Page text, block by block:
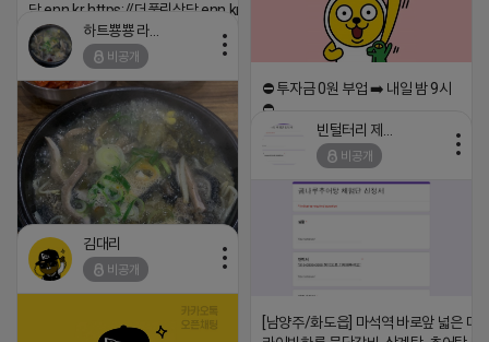
담.enn.kr https://더풀림상담.enn.kr
2026-04-18 17:26
⛔️ 투자금 0원 부업 ➡️ 내일 밤 9시
⛔️
2026-04-18 17:23
하트뿅뿅 라이언
비공개
https://m.blog.naver.com/wlgus1647/224253846149
비공개
[남양주/화도읍] 마석역 바로앞 넓은 매
김대리
비공개